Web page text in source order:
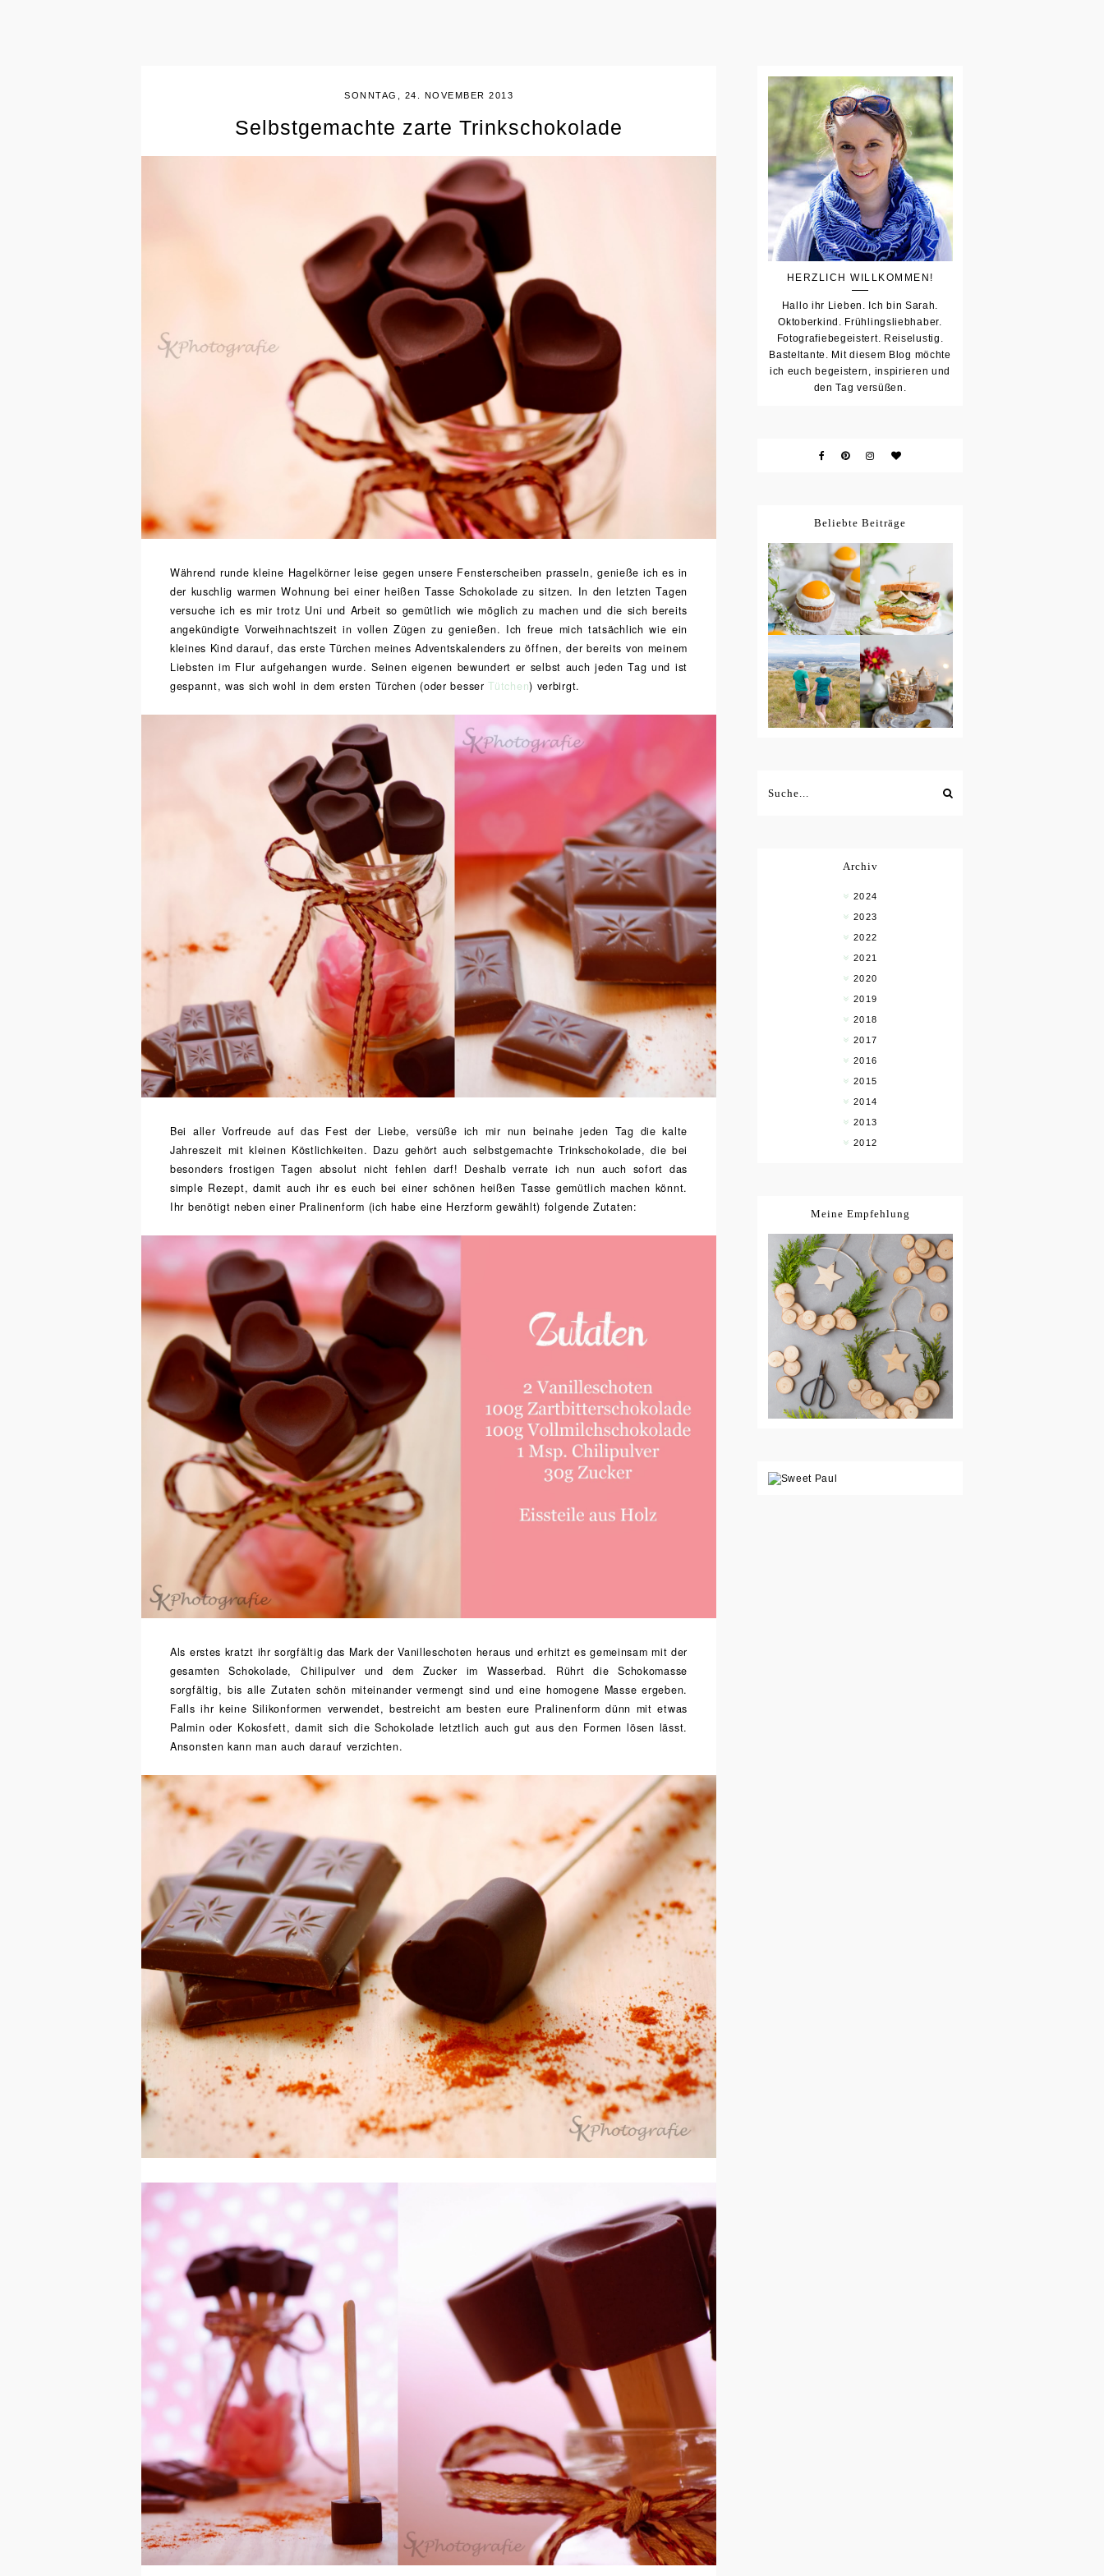
SONNTAG, 24. NOVEMBER 2013
Selbstgemachte zarte Trinkschokolade
Während runde kleine Hagelkörner leise gegen unsere Fensterscheiben prasseln, genieße ich es in
der kuschlig warmen Wohnung bei einer heißen Tasse Schokolade zu sitzen. In den letzten Tagen
versuche ich es mir trotz Uni und Arbeit so gemütlich wie möglich zu machen und die sich bereits
angekündigte Vorweihnachtszeit in vollen Zügen zu genießen. Ich freue mich tatsächlich wie ein
kleines Kind darauf, das erste Türchen meines Adventskalenders zu öffnen, der bereits von meinem
Liebsten im Flur aufgehangen wurde. Seinen eigenen bewundert er selbst auch jeden Tag und ist
gespannt, was sich wohl in dem ersten Türchen (oder besserTütchen) verbirgt.
Bei aller Vorfreude auf das Fest der Liebe, versüße ich mir nun beinahe jeden Tag die kalte
Jahreszeit mit kleinen Köstlichkeiten. Dazu gehört auch selbstgemachte Trinkschokolade, die bei
besonders frostigen Tagen absolut nicht fehlen darf! Deshalb verrate ich nun auch sofort das
simple Rezept, damit auch ihr es euch bei einer schönen heißen Tasse gemütlich machen könnt.
Ihr benötigt neben einer Pralinenform (ich habe eine Herzform gewählt) folgende Zutaten:
Als erstes kratzt ihr sorgfältig das Mark der Vanilleschoten heraus und erhitzt es gemeinsam mit der
gesamten Schokolade, Chilipulver und dem Zucker im Wasserbad. Rührt die Schokomasse
sorgfältig, bis alle Zutaten schön miteinander vermengt sind und eine homogene Masse ergeben.
Falls ihr keine Silikonformen verwendet, bestreicht am besten eure Pralinenform dünn mit etwas
Palmin oder Kokosfett, damit sich die Schokolade letztlich auch gut aus den Formen lösen lässt.
Ansonsten kann man auch darauf verzichten.
HERZLICH WILLKOMMEN!
Hallo ihr Lieben. Ich bin Sarah.
Oktoberkind. Frühlingsliebhaber.
Fotografiebegeistert. Reiselustig.
Basteltante. Mit diesem Blog möchte
ich euch begeistern, inspirieren und
den Tag versüßen.
Beliebte Beiträge
Archiv
2024
2023
2022
2021
2020
2019
2018
2017
2016
2015
2014
2013
2012
Meine Empfehlung